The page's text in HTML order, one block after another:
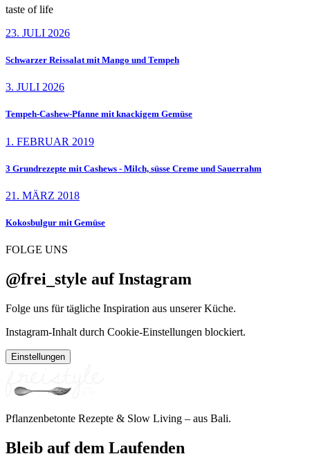
taste of life
23. JULI 2026
Schwarzer Reissalat mit Mango und Tempeh
3. JULI 2026
Tempeh-Cashew-Pfanne mit knackigem Gemüse
1. FEBRUAR 2019
3 Grundrezepte mit Cashews - Milch, süsse Creme und Sauerrahm
21. MÄRZ 2018
Kokosbulgur mit Gemüse
FOLGE UNS
@frei_style auf Instagram
Folge uns für tägliche Inspiration aus unserer Küche.
Instagram-Inhalt durch Cookie-Einstellungen blockiert.
Einstellungen
Pflanzenbetonte Rezepte & Slow Living – aus Bali.
Bleib auf dem Laufenden